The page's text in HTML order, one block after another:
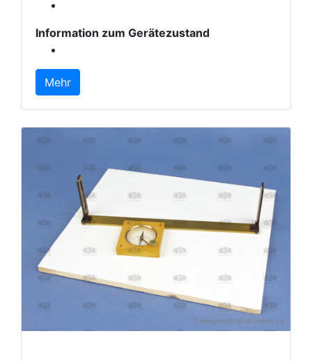
Information zum Gerätezustand
Mehr